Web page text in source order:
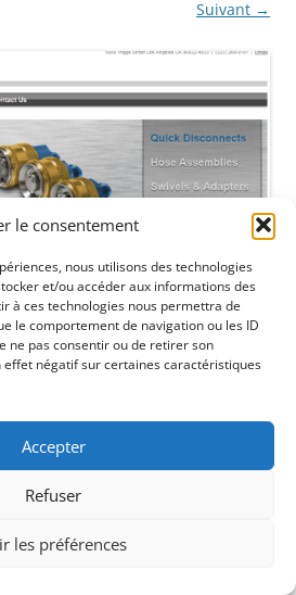
le consentement
nous utilisons des technologies
et/ou accéder aux informations des
à ces technologies nous permettra de
le comportement de navigation ou les ID
ne pas consentir ou de retirer son
négatif sur certaines caractéristiques
Accepter
Refuser
les préférences
Suivant →